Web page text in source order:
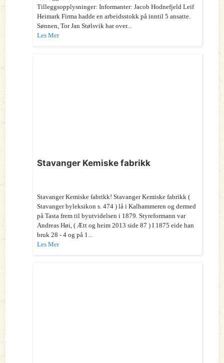
Tilleggsopplysninger: Informanter: Jacob Hodnefjeld Leif
Heimark Firma hadde en arbeidsstokk på inntil 5 ansatte.
Sønnen, Tor Jan Stølsvik har over...
Les Mer
Stavanger Kemiske fabrikk
Stavanger Kemiske fabrikk! Stavanger Kemiske fabrikk (
Stavanger byleksikon s. 474 ) lå i Kalhammeren og dermed
på Tasta frem til byutvidelsen i 1879. Styreformann var
Andreas Høi, ( Ætt og heim 2013 side 87 ) I 1875 eide han
bruk 28 - 4 og på 1...
Les Mer